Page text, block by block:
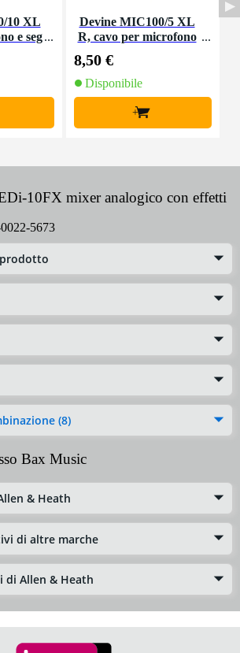
10 XL
e seg
Devine MIC100/5 XL
R, cavo per microfono
8,50 €
Disponibile
+
10FX mixer analogico con effetti
5673
(8)
Bax Music
& Heath
di altre marche
Allen & Heath